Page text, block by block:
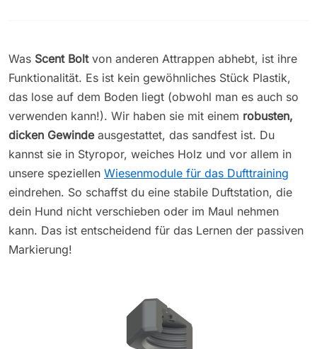
Was Scent Boltvon anderen Attrappen abhebt, ist ihre
Funktionalität. Es ist kein gewöhnliches Stück Plastik,
das lose auf dem Boden liegt (obwohl man es auch so
verwenden kann!). Wir haben sie mit einem robusten,
dicken Gewindeausgestattet, das sandfest ist. Du
kannst sie in Styropor, weiches Holz und vor allem in
unsere speziellen Wiesenmodule für das Dufttraining
eindrehen. So schaffst du eine stabile Duftstation, die
dein Hund nicht verschieben oder im Maul nehmen
kann. Das ist entscheidend für das Lernen der passiven
Markierung!